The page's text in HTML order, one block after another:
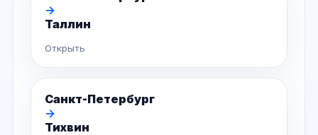
→
Таллин
Открыть
Санкт-Петербург
→
Тихвин